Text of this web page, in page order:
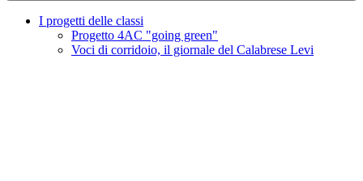
I progetti delle classi
Progetto 4AC "going green"
Voci di corridoio, il giornale del Calabrese Levi